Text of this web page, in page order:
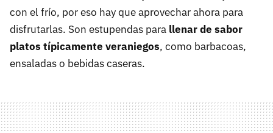
con el frío, por eso hay que aprovechar ahora para
disfrutarlas. Son estupendas para llenar de sabor
platos típicamente veraniegos, como barbacoas,
ensaladas o bebidas caseras.